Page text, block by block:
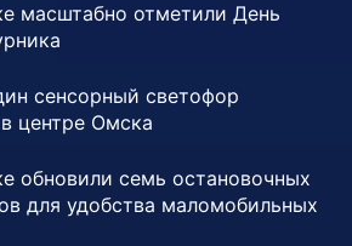
масштабно отметили День
сенсорный светофор
центре Омска
обновили семь остановочных
для удобства маломобильных